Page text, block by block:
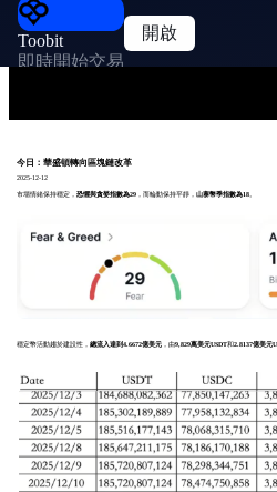
Toobit
即時開始交易
開啟
今日：華盛頓轉向區塊鏈改革
2025-12-12
市場情緒保持穩定， 恐懼與貪婪指數為29，而輪動保持平靜， 山寨幣季指數為18。
穩定幣活動趨於建設性， 總流入達到4.6672億美元，由9,829萬美元USDT和2.8137億美元